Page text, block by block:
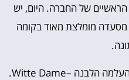
של החברה. היום, יש
מסעדה מומלצת מאוד בקומה
צמוד למגדל התאורה נמצא בניין העלמה הלבנה –Witte Dame.